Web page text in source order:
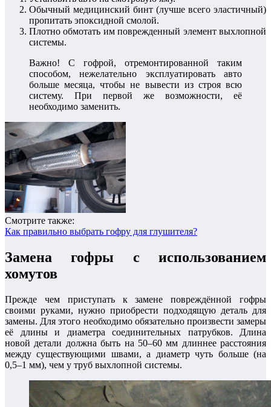
Обычный медицинский бинт (лучше всего эластичный)
пропитать эпоксидной смолой.
Плотно обмотать им поврежденный элемент выхлопной
системы.
Важно! С гофрой, отремонтированной таким
способом, нежелательно эксплуатировать авто
больше месяца, чтобы не вывести из строя всю
систему. При первой же возможности, её
необходимо заменить.
Смотрите также:
Как правильно выбрать гофру для глушителя?
Замена гофры с использованием
хомутов
Прежде чем приступать к замене повреждённой гофры
своими руками, нужно приобрести подходящую деталь для
замены. Для этого необходимо обязательно произвести замеры
её длины и диаметра соединительных патрубков. Длина
новой детали должна быть на 50–60 мм длиннее расстояния
между существующими швами, а диаметр чуть больше (на
0,5–1 мм), чем у труб выхлопной системы.